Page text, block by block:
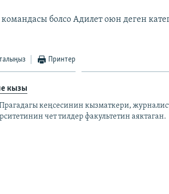
командасы болсо Адилет оюн деген
Принтер
кызы
кеңсесинин кызматкери,
чет тилдер факультетин аяктаган.